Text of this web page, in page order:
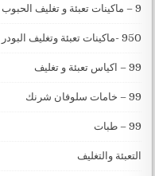
9 – ماكينات تعبئة و تغليف الحبوب و الحبيبات
950 -ماكينات تعبئة وتغليف البودر شديد النعومة
99 – اكياس تعبئة و تغليف
99 – خامات سلوفان شرنك
99 – طبات
التعبئة والتغليف